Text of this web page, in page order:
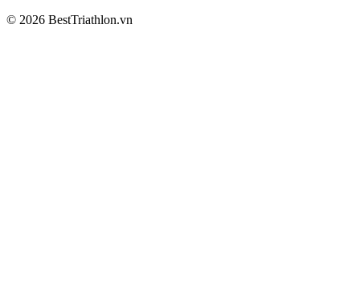
© 2026 BestTriathlon.vn